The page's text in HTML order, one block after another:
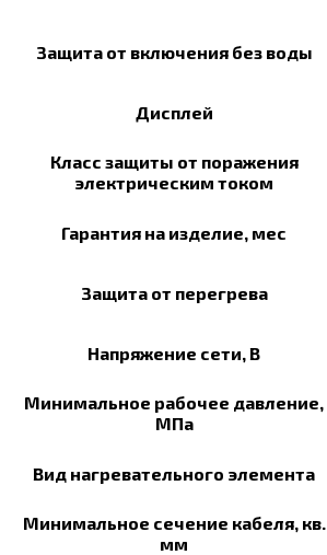
Защита от включения без воды
Дисплей
Класс защиты от поражения
электрическим током
Гарантия на изделие, мес
Защита от перегрева
Напряжение сети, В
Минимальное рабочее давление,
МПа
Вид нагревательного элемента
Минимальное сечение кабеля, кв.
мм